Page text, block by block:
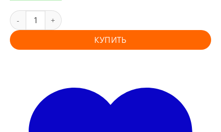
КУПИТЬ